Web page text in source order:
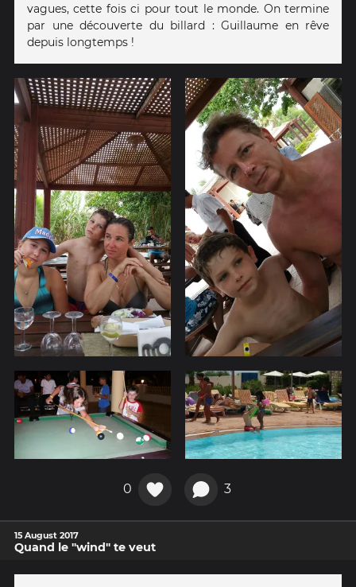
vagues, cette fois ci pour tout le monde. On termine
par une découverte du billard : Guillaume en rêve
depuis longtemps !
0 3
15 August 2017
Quand le "wind" te veut